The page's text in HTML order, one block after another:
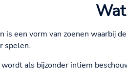
is een vorm van zoenen waarbij
spelen.
als bijzonder intiem